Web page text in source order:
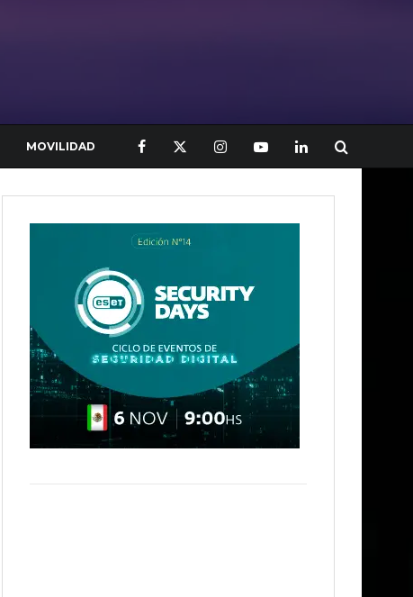
MOVILIDAD